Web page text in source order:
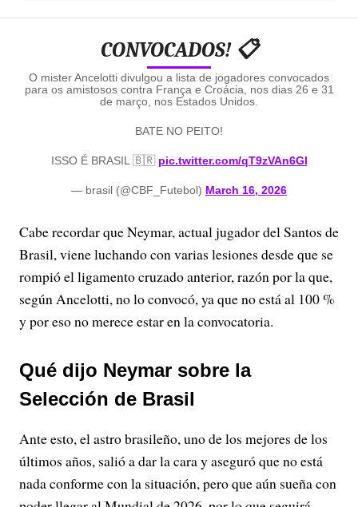
CONVOCADOS! 📋
O mister Ancelotti divulgou a lista de jogadores convocados
para os amistosos contra França e Croácia, nos dias 26 e 31
de março, nos Estados Unidos.
BATE NO PEITO!
ISSO É BRASIL 🇧🇷 pic.twitter.com/qT9zVAn6Gl
— brasil (@CBF_Futebol) March 16, 2026
Cabe recordar que Neymar, actual jugador del Santos de
Brasil, viene luchando con varias lesiones desde que se
rompió el ligamento cruzado anterior, razón por la que,
según Ancelotti, no lo convocó, ya que no está al 100 %
y por eso no merece estar en la convocatoria.
Qué dijo Neymar sobre la
Selección de Brasil
Ante esto, el astro brasileño, uno de los mejores de los
últimos años, salió a dar la cara y aseguró que no está
nada conforme con la situación, pero que aún sueña con